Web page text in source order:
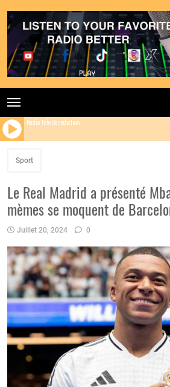
Radio Tele Benediction
Sport
Le Real Madrid a présenté
mèmes se moquent de
Juillet 20, 2024 0